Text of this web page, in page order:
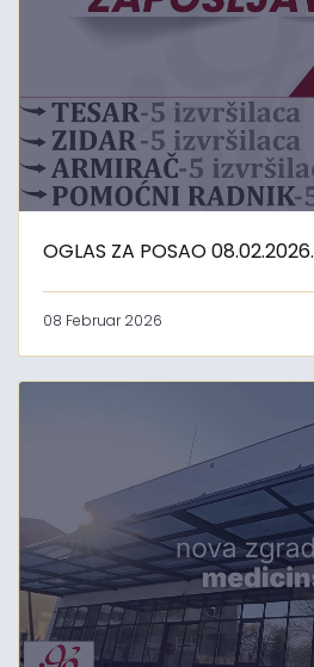
OGLAS ZA POSAO 08.02.2026.
08 Februar 2026